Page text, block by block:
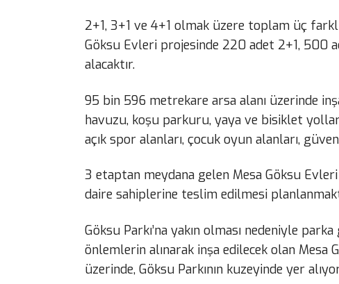
2+1, 3+1 ve 4+1 olmak üzere toplam üç
Göksu Evleri projesinde 220 adet 2+1, 500
alacaktır.
95 bin 596 metrekare arsa alanı üzerinde
havuzu, koşu parkuru, yaya ve bisiklet
açık spor alanları, çocuk oyun alanları,
3 etaptan meydana gelen Mesa Göksu
daire sahiplerine teslim edilmesi
Göksu Parkı’na yakın olması nedeniyle
önlemlerin alınarak inşa edilecek olan
üzerinde, Göksu Parkının kuzeyinde yer